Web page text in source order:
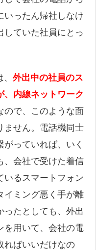
いったん帰社しなけ
していた社員にとっ
外出中の社員のス
、内線ネットワーク
ので、このような面
ません。電話機同士
っていれば、いく
、会社で受けた着信
いるスマートフォン
イミング悪く手が離
ったとしても、外出
を用いて、会社の電
ればいいだけなの